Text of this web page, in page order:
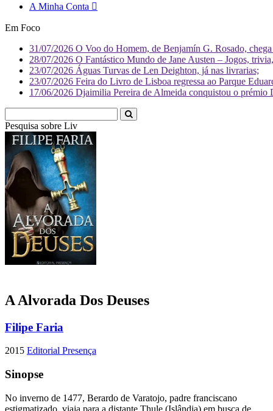
A Minha Conta
Em Foco
31/07/2026 O Voo do Homem, de Benjamín G. Rosado,
28/07/2026 O Fantástico Mundo de Jane Austen – Jogos,
23/07/2026 Águas Turvas de Len Deighton, já nas livrarias;
23/07/2026 Feira do Livro de Lisboa regressa ao Parque
17/06/2026 Djaimilia Pereira de Almeida conquistou o
Pesquisa sobre Literatura
A Alvorada Dos Deuses
Filipe Faria
2015 Editorial Presença
Sinopse
No inverno de 1477, Berardo de Varatojo, padre franciscano
estigmatizado, viaja para a distante Thule (Islândia) em busca de